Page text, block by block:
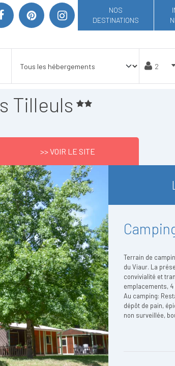
NOS
DESTINATIONS
Tilleuls
>> VOIR LE SITE
Terrain de
du Viaur. La
convivialité et
emplacements, 4
Au camping:
dépôt de pain,
non surveillée,